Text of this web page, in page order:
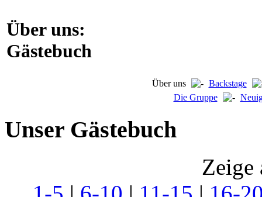
Über uns:
Gästebuch
Über uns
Backstage
Die Gruppe
Unser Gästebuch
Zeige